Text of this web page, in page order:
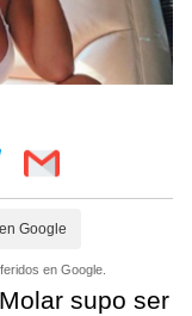
Google
en Google.
supo ser